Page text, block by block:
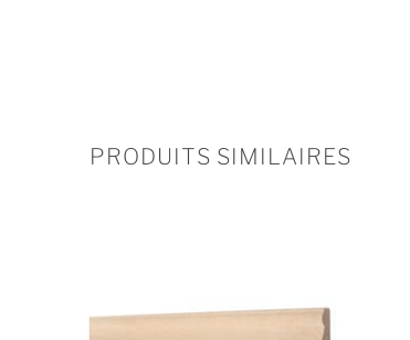
PRODUITS SIMILAIRES